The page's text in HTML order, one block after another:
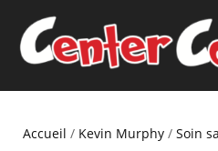
Accueil / Kevin Murphy/ Soin